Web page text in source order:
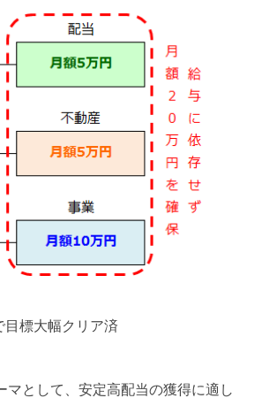
標大幅クリア済
マとして、安定高配当の獲得に適し